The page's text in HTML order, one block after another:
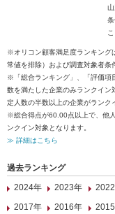
山
※オリコン顧客満足度ランキング
常値を排除）および調査対象者条
※「総合ランキング」、「評価項
数を満たした企業のみランクイン
定人数の半数以上の企業がランク
※総合得点が60.00点以上で、他
ンクイン対象となります。
≫ 詳細はこちら
過去ランキング
2024年
2023年
2017年
2016年